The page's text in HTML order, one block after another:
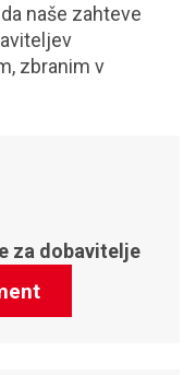
naše zahteve
zbranim v
za dobavitelje